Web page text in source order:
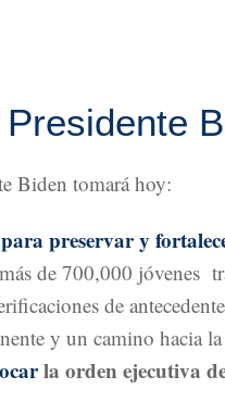
Biden tomará hoy:
preservar y
de 700,000
de
y un camino hacia
la orden ejecutiva